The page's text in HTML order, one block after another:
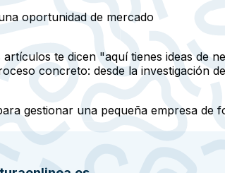
oportunidad de mercado
artículos te dicen "aquí tienes ideas de
concreto: desde la investigación
gestionar una pequeña empresa de